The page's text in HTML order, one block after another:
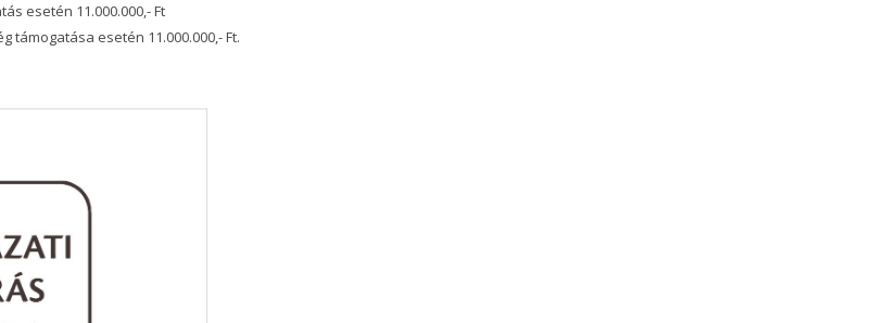
esetén 11.000.000,- Ft
támogatása esetén 11.000.000,- Ft.